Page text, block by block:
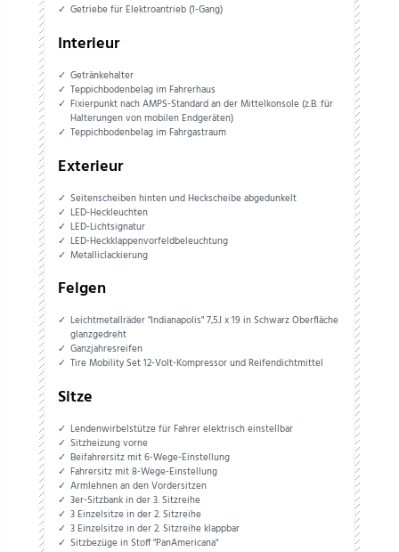
Getriebe für Elektroantrieb (1-Gang)
Interieur
Getränkehalter
Teppichbodenbelag im Fahrerhaus
Fixierpunkt nach AMPS-Standard an der Mittelkonsole (z.B. für
Halterungen von mobilen Endgeräten)
Teppichbodenbelag im Fahrgastraum
Exterieur
Seitenscheiben hinten und Heckscheibe abgedunkelt
LED-Heckleuchten
LED-Lichtsignatur
LED-Heckklappenvorfeldbeleuchtung
Metalliclackierung
Felgen
Leichtmetallräder "Indianapolis" 7,5J x 19 in Schwarz Oberfläche
glanzgedreht
Ganzjahresreifen
Tire Mobility Set 12-Volt-Kompressor und Reifendichtmittel
Sitze
Lendenwirbelstütze für Fahrer elektrisch einstellbar
Sitzheizung vorne
Beifahrersitz mit 6-Wege-Einstellung
Fahrersitz mit 8-Wege-Einstellung
Armlehnen an den Vordersitzen
3er-Sitzbank in der 3. Sitzreihe
3 Einzelsitze in der 2. Sitzreihe
3 Einzelsitze in der 2. Sitzreihe klappbar
Sitzbezüge in Stoff "PanAmericana"